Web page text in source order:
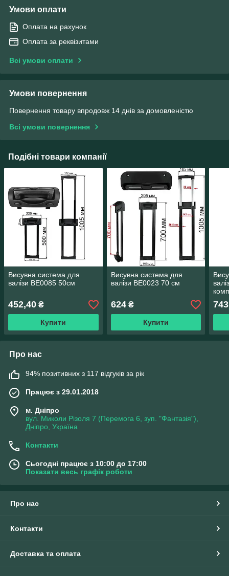
Умови оплати
Оплата на рахунок
Оплата за реквізитами
Всі умови оплати
Умови повернення
Повернення товару впродовж 14 днів за домовленістю
Всі умови повернення
Подібні товари компанії
Висувна система для
валізи ВЕ0085 50см
452,40 ₴
Купити
Висувна система для
валізи ВЕ0023 70 см
624₴
Купити
Про нас
94% позитивних з 117 відгуків за рік
Працює з 29.01.2018
м. Дніпро
вул. Миколи Різоля 7 (Перемога 6, зуп. "Фантазія"),
Дніпро, Україна
Контакти
Сьогодні працює з 10:00 до 17:00
Показати весь графік роботи
Про нас
Контакти
Доставка та оплата